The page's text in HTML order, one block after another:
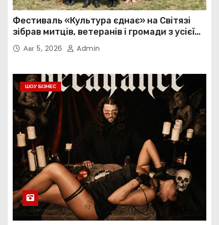
Фестиваль «Культура єднає» на Світязі
зібрав митців, ветеранів і громади з усієї
України
Авг 5, 2026 Admin
ШОУ БІЗНЕС